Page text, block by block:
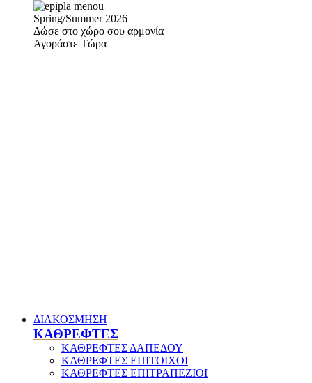
Spring/Summer 2026
Δώσε στο χώρο σου αρμονία
Αγοράστε Τώρα
ΔΙΑΚΟΣΜΗΣΗ
ΚΑΘΡΕΦΤΕΣ
ΚΑΘΡΕΦΤΕΣ ΔΑΠΕΔΟΥ
ΚΑΘΡΕΦΤΕΣ ΕΠΙΤΟΙΧΟΙ
ΚΑΘΡΕΦΤΕΣ ΕΠΙΤΡΑΠΕΖΙΟΙ